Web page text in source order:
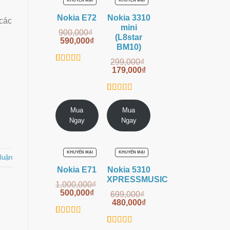
Nokia E72
PHẨM
GIẢM
900,000₫
590,000₫
Mua
Ngay
Nokia 3310
mini
(L8star
BM10)
PHẨM
GIẢM
299,000₫
179,000₫
5.00trên 5
dựa trên
đánh giá
Mua
Ngay
Nokia E71
KHUYẾN MẠISẢN
PHẨM
GIẢM
1,000,000₫
500,000₫
Nokia 5310
XPRESSMUSIC
KHUYẾN MẠISẢN
PHẨM
GIẢM
GIÁ
699,000₫
480,000₫